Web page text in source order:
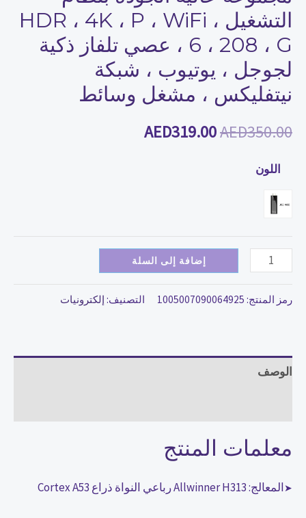
التشغيل HDR ، 4K ، P ، WiFi ،
6 ، 208 ، G ، عصي تلفاز ذكية
لجوجل ، يوتيوب ، شبكة
نيتفليكس ، مشغل وسائط
AED350.00
AED319.00
اللون
HDR
،
4K
،
،
ذكية
لجوجل
،
نيتفليكس
إضافة إلى السلة
رمز المنتج: 1005007090064925 التصنيف: إلكترونيات
الوصف
معلمات المنتج
➤المعالج: Allwinner H313 رباعي النواة ذراع Cortex A53